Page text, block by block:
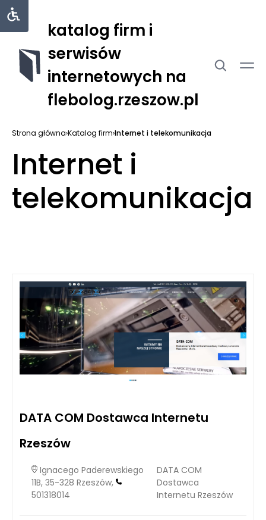
katalog firm i
serwisów
internetowych na
flebolog.rzeszow.pl
Strona główna›Katalog firm›Internet i telekomunikacja
Internet i
telekomunikacja
DATA COM Dostawca Internetu
Rzeszów
Ignacego Paderewskiego
11B, 35-328 Rzeszów,
501318014
DATA COM
Dostawca
Internetu Rzeszów